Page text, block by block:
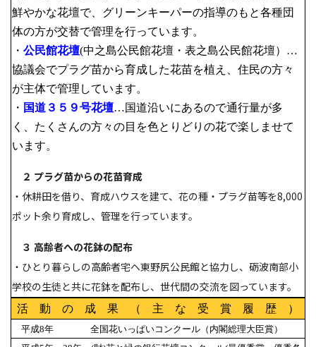
鮮やかな花壇で、グリーンキーパーの指導のもと各種団
体の方が交替で管理を行っています。
・ 公民館花壇(中之島公民館花壇・表之島公民館花壇）…
協議会でプラグ苗から育成した花苗を植え、住民の方々
が主体で管理しています。
・ 国道３５９号花壇…国道沿いにあるので通行量が多
く、たくさんの方々の目を色とりどりの花で楽しませて
います。
２ プラグ苗からの花苗育成
・休耕田を借り、育成ハウスを建て、花の種・プラグ苗等を8,000
ポット余り育成し、管理を行っています。
３ 高齢者への花鉢の配布
・ひとり暮らしの高齢者宅へ東野尻公民館と協力し、砺波南部小
学校の生徒と共に花鉢を配布し、世代間の交流を図っています。
活 動 の 成 果 （ 主 な 受 賞 履 歴 ）
平成8年 全国花いっぱいコンクール（内閣総理大臣賞）